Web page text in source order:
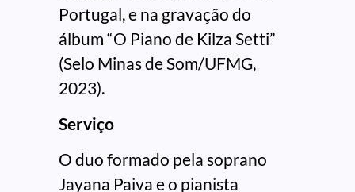
Portugal, e na gravação do
álbum “O Piano de Kilza Setti”
(Selo Minas de Som/UFMG,
2023).
Serviço
O duo formado pela soprano
Jayana Paiva e o pianista